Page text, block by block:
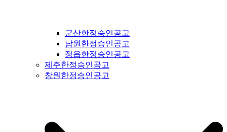
군산한정승인공고
남원한정승인공고
정읍한정승인공고
제주한정승인공고
창원한정승인공고